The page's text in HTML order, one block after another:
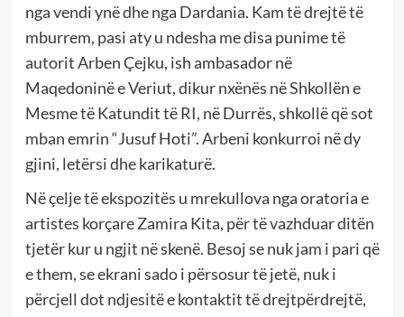
nga vendi ynë dhe nga Dardania. Kam të drejtë të
mburrem, pasi aty u ndesha me disa punime të
autorit Arben Çejku, ish ambasador në
Maqedoninë e Veriut, dikur nxënës në Shkollën e
Mesme të Katundit të RI, në Durrës, shkollë që sot
mban emrin “Jusuf Hoti”. Arbeni konkurroi në dy
gjini, letërsi dhe karikaturë.
Në çelje të ekspozitës u mrekullova nga oratoria e
artistes korçare Zamira Kita, për të vazhduar ditën
tjetër kur u ngjit në skenë. Besoj se nuk jam i pari që
e them, se ekrani sado i përsosur të jetë, nuk i
përcjell dot ndjesitë e kontaktit të drejtpërdrejtë,